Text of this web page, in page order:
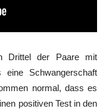
Drittel der Paare mit
Schwangerschaft
normal, dass es
positiven Test in den